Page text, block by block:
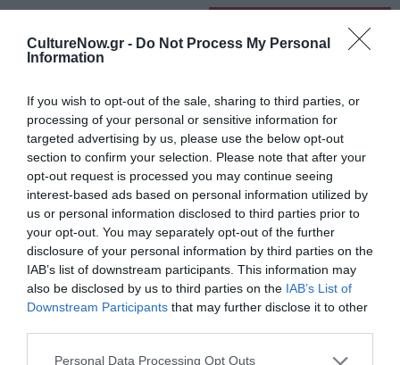
CultureNow.gr - Do Not Process My Personal
Information
If you wish to opt-out of the sale, sharing to third parties, or
processing of your personal or sensitive information for
targeted advertising by us, please use the below opt-out
section to confirm your selection. Please note that after your
opt-out request is processed you may continue seeing
interest-based ads based on personal information utilized by
us or personal information disclosed to third parties prior to
your opt-out. You may separately opt-out of the further
disclosure of your personal information by third parties on the
IAB’s list of downstream participants. This information may
also be disclosed by us to third parties on the IAB’s List of
Downstream Participants that may further disclose it to other
Personal Data Processing Opt Outs
Ρίχαρντ Στράους
– Σαλώμη: Όπερα
την Κρατική
Ορχήστρα
Αθηνών στο
Μέγαρο
Μουσικής
ΒΙΒΛΙΟ / ΝΕΑ
Βρετανική
Βιβλιοθήκη:
Ανατύπωσε την
κάρτα μέλους του
Όσκαρ Ουάιλντ –
Είχε διαγραφεί